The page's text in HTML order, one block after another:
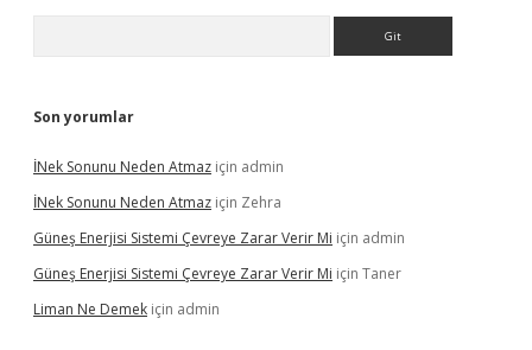
Son yorumlar
İNek Sonunu Neden Atmaz için admin
İNek Sonunu Neden Atmaz için Zehra
Güneş Enerjisi Sistemi Çevreye Zarar Verir Mi için admin
Güneş Enerjisi Sistemi Çevreye Zarar Verir Mi için Taner
Liman Ne Demek için admin